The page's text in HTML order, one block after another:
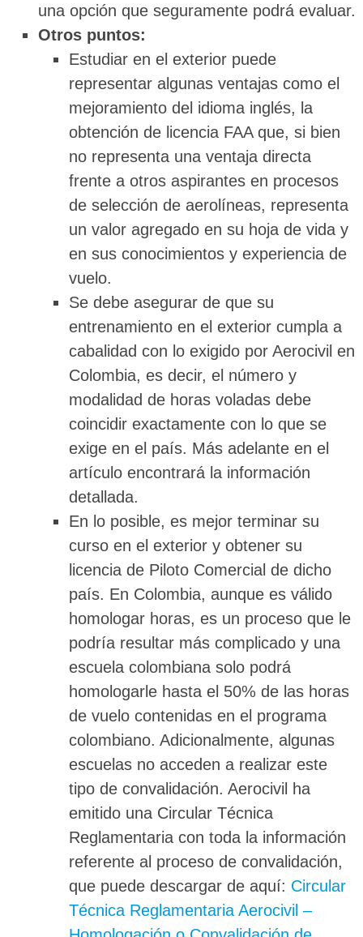
una opción que seguramente podrá evaluar.
Otros puntos:
Estudiar en el exterior puede
representar algunas ventajas como el
mejoramiento del idioma inglés, la
obtención de licencia FAA que, si bien
no representa una ventaja directa
frente a otros aspirantes en procesos
de selección de aerolíneas, representa
un valor agregado en su hoja de vida y
en sus conocimientos y experiencia de
vuelo.
Se debe asegurar de que su
entrenamiento en el exterior cumpla a
cabalidad con lo exigido por Aerocivil en
Colombia, es decir, el número y
modalidad de horas voladas debe
coincidir exactamente con lo que se
exige en el país. Más adelante en el
artículo encontrará la información
detallada.
En lo posible, es mejor terminar su
curso en el exterior y obtener su
licencia de Piloto Comercial de dicho
país. En Colombia, aunque es válido
homologar horas, es un proceso que le
podría resultar más complicado y una
escuela colombiana solo podrá
homologarle hasta el 50% de las horas
de vuelo contenidas en el programa
colombiano. Adicionalmente, algunas
escuelas no acceden a realizar este
tipo de convalidación. Aerocivil ha
emitido una Circular Técnica
Reglamentaria con toda la información
referente al proceso de convalidación,
que puede descargar de aquí: Circular
Técnica Reglamentaria Aerocivil –